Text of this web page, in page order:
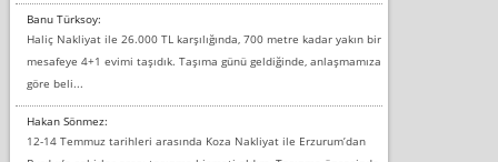
Banu Türksoy:
Haliç Nakliyat ile 26.000 TL karşılığında, 700 metre kadar yakın bir
mesafeye 4+1 evimi taşıdık. Taşıma günü geldiğinde, anlaşmamıza
göre beli...
Hakan Sönmez:
12-14 Temmuz tarihleri arasında Koza Nakliyat ile Erzurum’dan